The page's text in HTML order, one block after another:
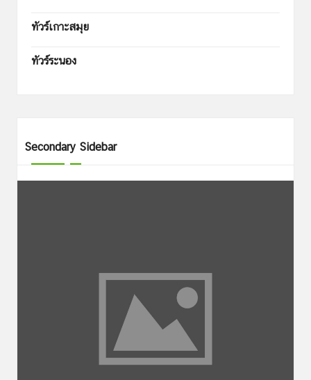
ทัวร์เกาะสมุย
ทัวร์ระนอง
Secondary Sidebar